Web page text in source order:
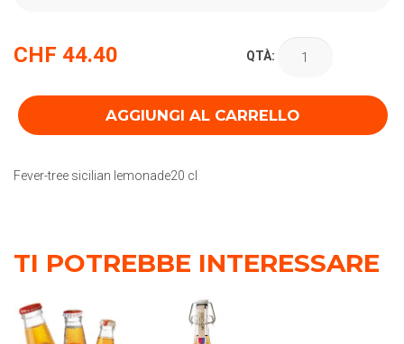
CHF 44.40 QTÀ:
AGGIUNGI AL CARRELLO
Fever-tree sicilian lemonade20 cl
TI POTREBBE INTERESSARE